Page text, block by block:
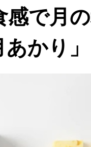
感で月
かり」